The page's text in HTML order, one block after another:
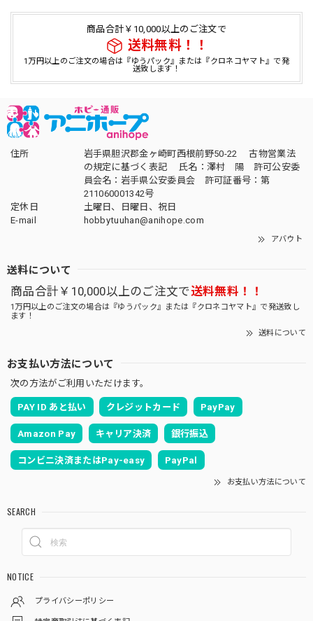
商品合計￥10,000以上のご注文で
送料無料！！
1万円以上のご注文の場合は『ゆうパック』または『クロネコヤマト』で発
送致します！
住所
岩手県胆沢郡金ヶ崎町西根前野50-22 古物営業法
の規定に基づく表記 氏名：澤村 陽 許可公安委
員会名：岩手県公安委員会 許可証番号：第
211060001342号
定休日
土曜日、日曜日、祝日
E-mail
hobbytuuhan@anihope.com
アバウト
送料について
商品合計￥10,000以上のご注文で送料無料！！
1万円以上のご注文の場合は『ゆうパック』または『クロネコヤマト』で発送致し
ます！
送料について
お支払い方法について
次の方法がご利用いただけます。
PAY ID あと払い クレジットカード PayPay
Amazon Pay キャリア決済 銀行振込
コンビニ決済またはPay-easy PayPal
お支払い方法について
SEARCH
NOTICE
プライバシーポリシー